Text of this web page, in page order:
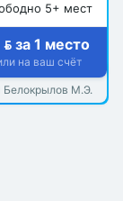
5+ мест
за 1 место
на ваш счёт
Белокрылов М.Э.